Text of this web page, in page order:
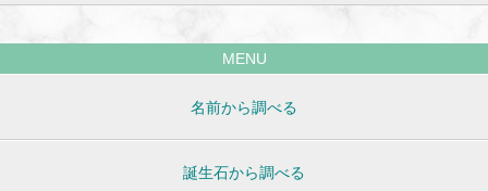
MENU
名前から調べる
誕生石から調べる